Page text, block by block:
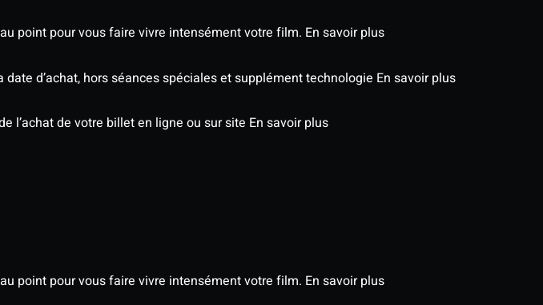
point pour vous faire vivre intensément votre film. En savoir plus
d’achat, hors séances spéciales et supplément technologie En savoir plus
l’achat de votre billet en ligne ou sur site En savoir plus
point pour vous faire vivre intensément votre film. En savoir plus